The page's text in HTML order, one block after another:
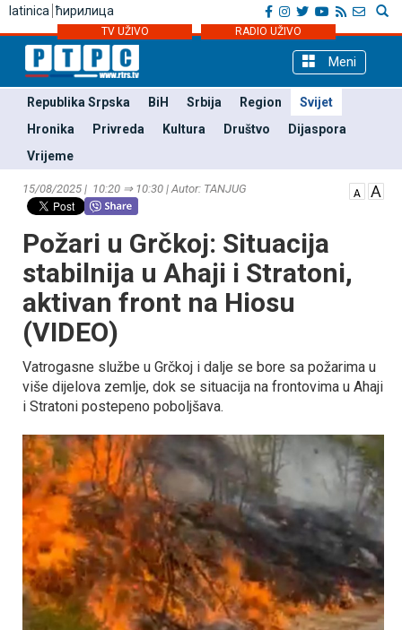
latinica ћирилица
TV UŽIVO RADIO UŽIVO
Meni
Republika Srpska BiH Srbija Region
Svijet
Hronika
Privreda Kultura Društvo
Dijaspora
Vrijeme
15/08/2025 | 10:20 ⇒ 10:30 | Autor: TANЈUG
Požari u Grčkoj: Situacija
stabilnija u Ahaji i Stratoni,
aktivan front na Hiosu
(VIDEO)
Vatrogasne službe u Grčkoj i dalje se bore sa požarima u
više dijelova zemlje, dok se situacija na frontovima u Ahaji
i Stratoni postepeno poboljšava.